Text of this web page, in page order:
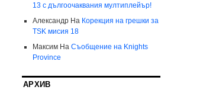
13 с дългоочаквания мултиплейър!
АлександрНа Корекция на грешки за
TSK мисия 18
МаксимНа Съобщение на Knights
Province
АРХИВ